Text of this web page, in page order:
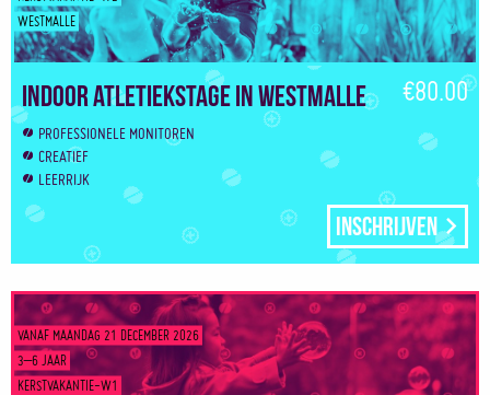
WESTMALLE
Indoor atletiekstage in Westmalle €80.00
PROFESSIONELE MONITOREN
CREATIEF
LEERRIJK
Inschrijven
VANAF MAANDAG 21 DECEMBER 2026
3–6 JAAR
KERSTVAKANTIE-W1